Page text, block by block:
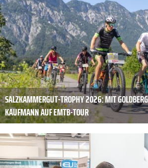
SALZKAMMERGUT-TROPHY 2026: MIT
KAUFMANN AUF EMTB-TOUR